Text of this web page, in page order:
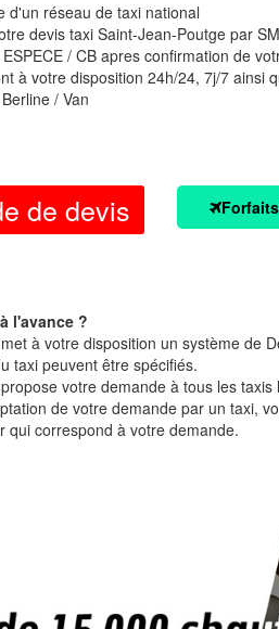
d'un réseau de taxi national
devis taxi Saint-Jean-Poutge par
/ CB apres confirmation de
à votre disposition 24h/24, 7j/7 ainsi
/ Van
de devis
l'avance ?
à votre disposition un système de
taxi peuvent être spécifiés.
votre demande à tous les
de votre demande par un taxi,
qui correspond à votre demande.